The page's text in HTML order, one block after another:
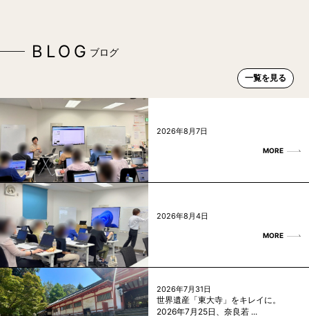
BLOG ブログ
一覧を見る
2026年8月7日
MORE
2026年8月4日
MORE
2026年7月31日
世界遺産「東大寺」をキレイに。
2026年7月25日、奈良若 ...